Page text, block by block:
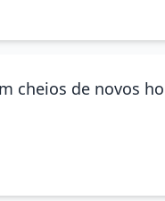
cheios de novos